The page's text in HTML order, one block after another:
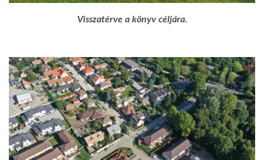
Visszatérve a könyv céljára.